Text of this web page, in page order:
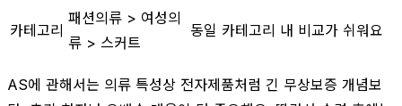
카테고리
패션의류 > 여성의
류 > 스커트
동일 카테고리 내 비교가 쉬워요
AS에 관해서는 의류 특성상 전자제품처럼 긴 무상보증 개념보